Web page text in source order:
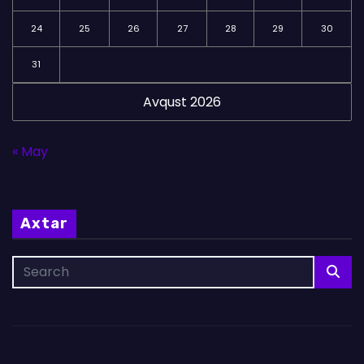
Avqust 2026
24 25 26 27 28 29 30
31
« May
Axtar